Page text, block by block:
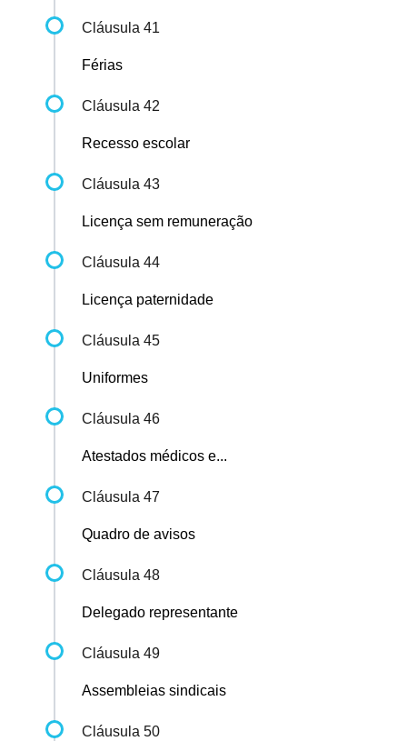
Cláusula 41
Férias
Cláusula 42
Recesso escolar
Cláusula 43
Licença sem remuneração
Cláusula 44
Licença paternidade
Cláusula 45
Uniformes
Cláusula 46
Atestados médicos e...
Cláusula 47
Quadro de avisos
Cláusula 48
Delegado representante
Cláusula 49
Assembleias sindicais
Cláusula 50